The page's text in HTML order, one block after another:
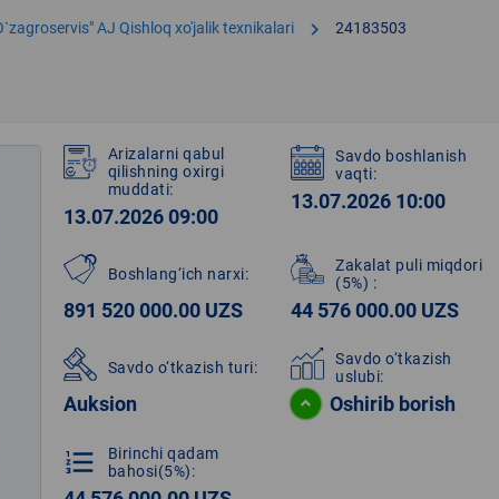
AJ Qishloq xo'jalik texnikalari chevron_right 24183503
Arizalarni qabul
qilishning oxirgi
muddati:
13.07.2026 09:00
Savdo boshlanish
vaqti:
13.07.2026 10:00
Boshlang‘ich narxi:
891 520 000.00 UZS
Zakalat puli miqdori
(5%) :
44 576 000.00 UZS
Savdo o‘tkazish turi:
Auksion
Savdo o‘tkazish
uslubi:
Oshirib borish
format_list_numbered
Birinchi qadam
bahosi(5%):